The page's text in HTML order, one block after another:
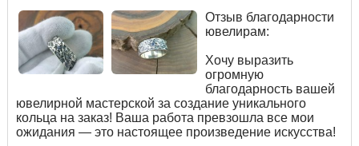
Отзыв благодарности
ювелирам:
Хочу выразить
огромную
благодарность вашей
ювелирной мастерской за создание уникального
кольца на заказ! Ваша работа превзошла все мои
ожидания — это настоящее произведение искусства!